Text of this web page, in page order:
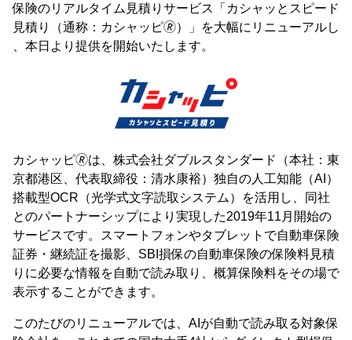
保険のリアルタイム見積りサービス「カシャッとスピード
見積り（通称：カシャッピ🄬）」を大幅にリニューアルし
、本日より提供を開始いたします。
カシャッピ🄬は、株式会社ダブルスタンダード（本社：東
京都港区、代表取締役：清水康裕）独自の人工知能（AI）
搭載型OCR（光学式文字読取システム）を活用し、同社
とのパートナーシップにより実現した2019年11月開始の
サービスです。スマートフォンやタブレットで自動車保険
証券・継続証を撮影、SBI損保の自動車保険の保険料見積
りに必要な情報を自動で読み取り、概算保険料をその場で
表示することができます。
このたびのリニューアルでは、AIが自動で読み取る対象保